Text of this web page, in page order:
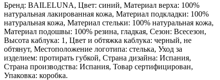
Бренд: BAILELUNA, Цвет: синий, Материал верха: 100%
натуральная лакированная кожа, Материал подкладки: 100%
натуральная кожа, Материал стельки: 100% натуральная кожа,
Материал подошвы: 100% резина, гладкая, Сезон: Всесезон,
Высота каблука: 1, Цвет и обтяжка каблука: черный, не
обтянут, Местоположение логотипа: стелька, Уход за
изделием: протирать губкой, Страна дизайна: Испания,
Страна производства: Испания, Товар сертифицирован,
Упаковка: коробка.